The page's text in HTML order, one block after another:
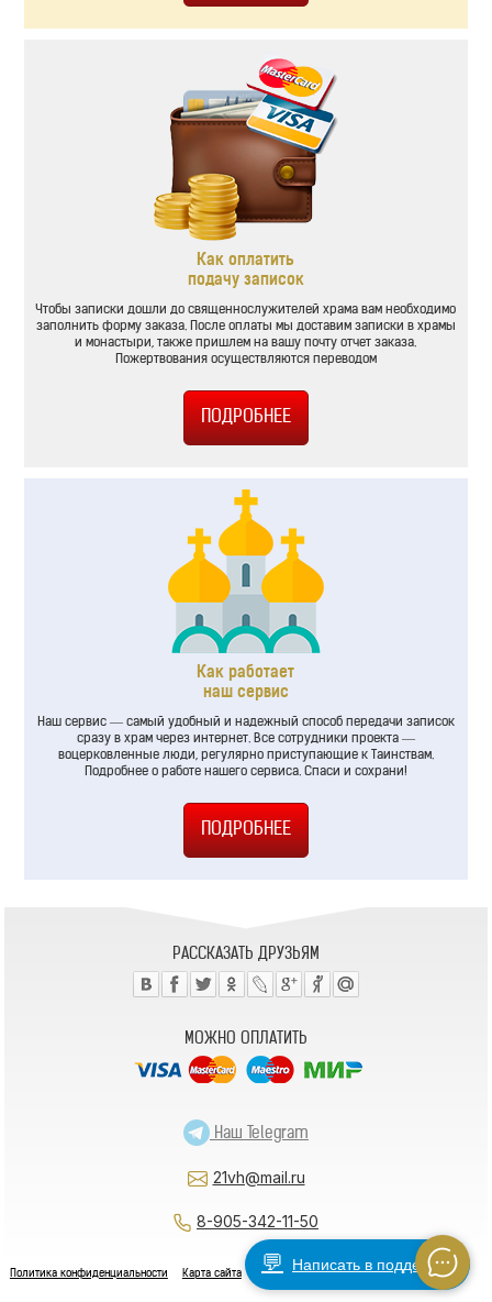
Как оплатить
подачу записок
Чтобы записки дошли до священнослужителей храма вам необходимо
заполнить форму заказа. После оплаты мы доставим записки в храмы
и монастыри, также пришлем на вашу почту отчет заказа.
Пожертвования осуществляются переводом
Как работает
наш сервис
Наш сервис — самый удобный и надежный способ передачи записок
сразу в храм через интернет. Все сотрудники проекта —
воцерковленные люди, регулярно приступающие к Таинствам.
Подробнее о работе нашего сервиса. Спаси и сохрани!
💬 Написать в поддержку
РАССКАЗАТЬ ДРУЗЬЯМ
МОЖНО ОПЛАТИТЬ
Наш Telegram
21vh@mail.ru
8-905-342-11-50
Политика конфиденциальности Карта сайта Как заказать